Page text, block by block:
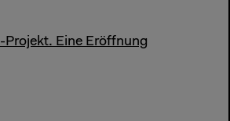
Eine Eröffnung